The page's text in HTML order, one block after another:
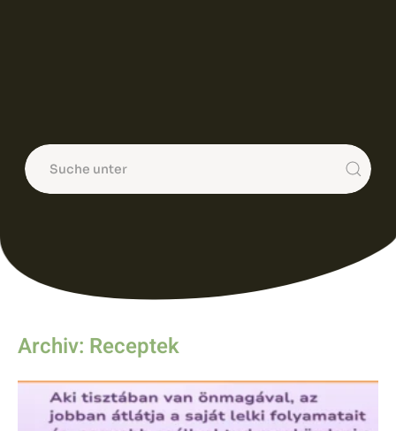
Archiv: Receptek